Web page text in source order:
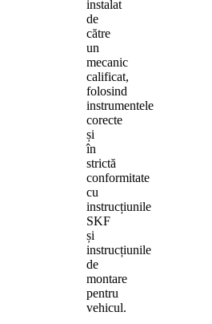
instalat
de
către
un
mecanic
calificat,
folosind
instrumentele
corecte
și
în
strictă
conformitate
cu
instrucțiunile
SKF
și
instrucțiunile
de
montare
pentru
vehicul.